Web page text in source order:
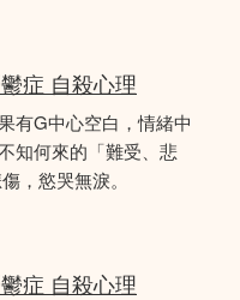
症 自殺心理
有G中心空白，情緒中
知何來的「難受、悲
，慾哭無淚。
症 自殺心理